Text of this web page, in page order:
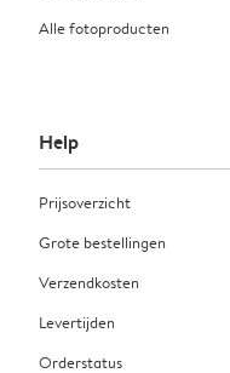
Alle fotoproducten
Help
Prijsoverzicht
Grote bestellingen
Verzendkosten
Levertijden
Orderstatus